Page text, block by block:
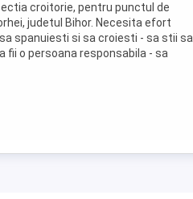
croitorie, pentru punctul de
judetul Bihor. Necesita efort
spanuiesti si sa croiesti - sa stii sa
fii o persoana responsabila - sa